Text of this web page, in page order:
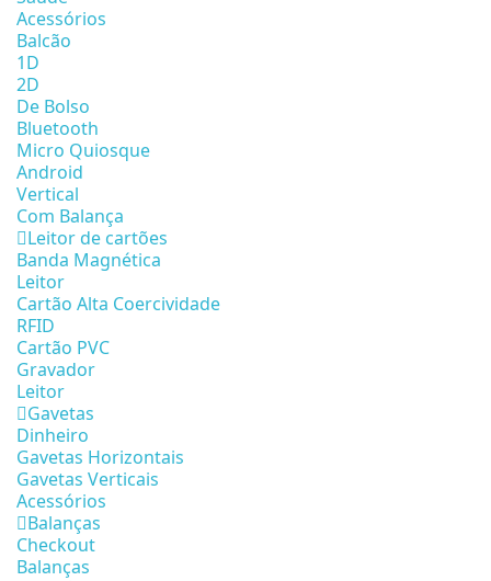
Acessórios
Balcão
1D
2D
De Bolso
Bluetooth
Micro Quiosque
Android
Vertical
Com Balança
Leitor de cartões
Banda Magnética
Leitor
Cartão Alta Coercividade
RFID
Cartão PVC
Gravador
Leitor
Gavetas
Dinheiro
Gavetas Horizontais
Gavetas Verticais
Acessórios
Balanças
Checkout
Balanças